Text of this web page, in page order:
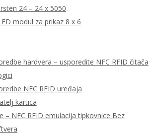
24 – 24 x 5050
modul za prikaz 8 x 6
hardvera – usporedite NFC RFID čitača
NFC RFID uređaja
kartica
– NFC RFID emulacija tipkovnice Bez